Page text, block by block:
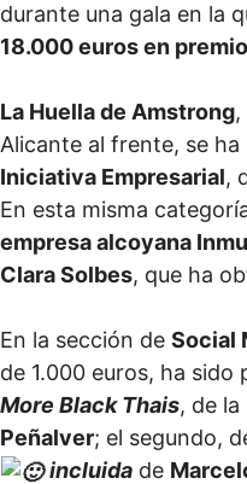
durante una gala en la
18.000 euros en
La Huella de Amstrong
Alicante al frente, se ha
Iniciativa Empresarial,
En esta misma
empresa alcoyana
Clara Solbes, que ha
En la sección de Social
de 1.000 euros, ha
More Black Thais, de
Peñalver; el segundo,
incluidade